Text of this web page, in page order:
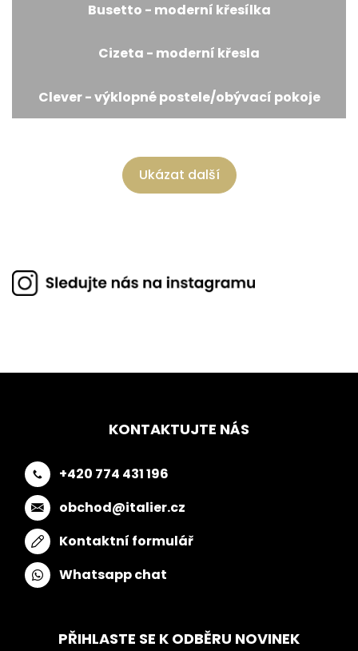
Busetto - moderní křesílka
Cizeta - moderní křesla
Clever - výklopné postele/obývací pokoje
Ukázat další
KONTAKTUJTE NÁS
+420 774 431 196
obchod@italier.cz
Kontaktní formulář
Whatsapp chat
PŘIHLASTE SE K ODBĚRU NOVINEK